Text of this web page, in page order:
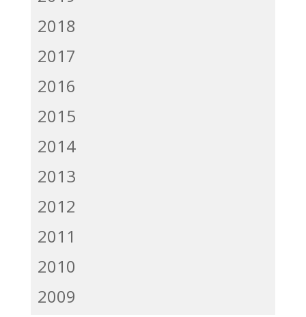
2018
2017
2016
2015
2014
2013
2012
2011
2010
2009